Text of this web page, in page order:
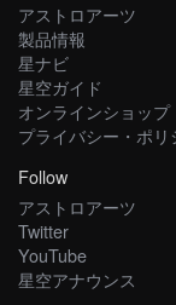
アストロアーツ
製品情報
星ナビ
星空ガイド
オンラインショップ
プライバシー・ポリ
Follow
アストロアーツ
Twitter
YouTube
星空アナウンス